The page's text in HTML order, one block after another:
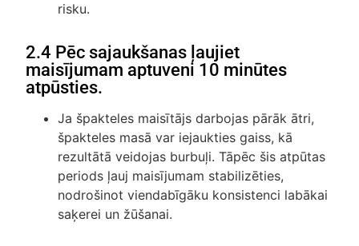
risku.
2.4 Pēc sajaukšanas ļaujiet
maisījumam aptuveni 10 minūtes
atpūsties.
Ja špakteles maisītājs darbojas pārāk ātri,
špakteles masā var iejaukties gaiss, kā
rezultātā veidojas burbuļi. Tāpēc šis atpūtas
periods ļauj maisījumam stabilizēties,
nodrošinot viendabīgāku konsistenci labākai
saķerei un žūšanai.